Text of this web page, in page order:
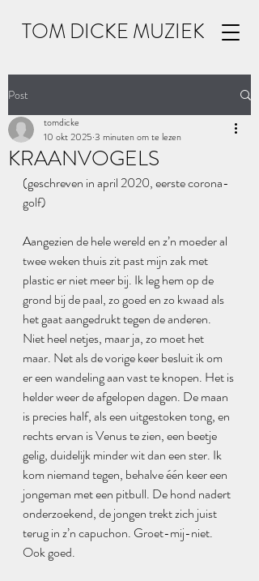
TOM DICKE MUZIEK
Post
KRAANVOGELS
tomdicke
10 okt 2025 3 minuten om te lezen
(geschreven in april 2020, eerste corona-
golf)
Aangezien de hele wereld en z’n moeder al
twee weken thuis zit past mijn zak met
plastic er niet meer bij. Ik leg hem op de
grond bij de paal, zo goed en zo kwaad als
het gaat aangedrukt tegen de anderen.
Niet heel netjes, maar ja, zo moet het
maar. Net als de vorige keer besluit ik om
er een wandeling aan vast te knopen. Het is
helder weer de afgelopen dagen. De maan
is precies half, als een uitgestoken tong, en
rechts ervan is Venus te zien, een beetje
gelig, duidelijk minder wit dan een ster. Ik
kom niemand tegen, behalve één keer een
jongeman met een pitbull. De hond nadert
onderzoekend, de jongen trekt zich juist
terug in z’n capuchon. Groet-mij-niet.
Ook goed.